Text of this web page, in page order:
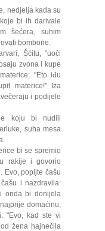
nedjelja kada su
bi ih darivale
šećera, suhim
bombone.
Šćitu, "uoči
zvona i kupe
"Eto iđu
materice!" Iza
i podijele
koju bi nudili
suha mesa
bi se spremio
rakije i govorio
Evo, popijte čašu
i nazdravila:
onda bi donijela
domaćinu,
"Evo, kad ste vi
žena hajnečila